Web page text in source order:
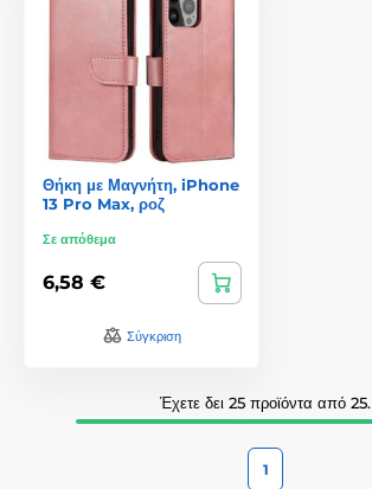
Θήκη με Μαγνήτη, iPhone
13 Pro Max, ροζ
Σε απόθεμα
6,58 €
Σύγκριση
Έχετε δει 25 προϊόντα από 25.
1